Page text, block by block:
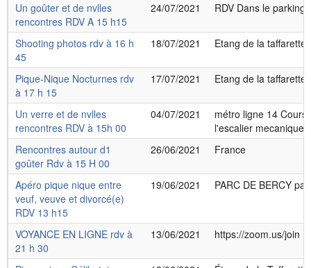
Un goûter et de nvlles
rencontres RDV A 15 h15
24/07/2021 RDV Dans le parking
Shooting photos rdv à 16 h
45
18/07/2021 Etang de la taffarette
Pique-Nique Nocturnes rdv
à 17 h 15
17/07/2021 Etang de la taffarette
Un verre et de nvlles
rencontres RDV à 15h 00
04/07/2021
métro ligne 14 Cours
l'escalier mecanique
Rencontres autour d1
goûter Rdv à 15 H 00
26/06/2021 France
Apéro pique nique entre
veuf, veuve et divorcé(e)
RDV 13 h15
19/06/2021 PARC DE BERCY
VOYANCE EN LIGNE rdv à
21 h 30
13/06/2021 https://zoom.us/join